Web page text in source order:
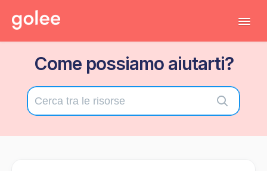
Torna al gestionale
Come possiamo aiutarti?